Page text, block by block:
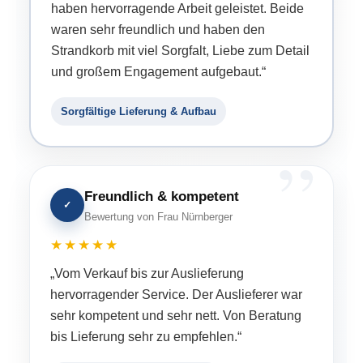
haben hervorragende Arbeit geleistet. Beide
waren sehr freundlich und haben den
Strandkorb mit viel Sorgfalt, Liebe zum Detail
und großem Engagement aufgebaut.“
Sorgfältige Lieferung & Aufbau
✓
Freundlich & kompetent
Bewertung von Frau Nürnberger
★★★★★
„Vom Verkauf bis zur Auslieferung
hervorragender Service. Der Auslieferer war
sehr kompetent und sehr nett. Von Beratung
bis Lieferung sehr zu empfehlen.“